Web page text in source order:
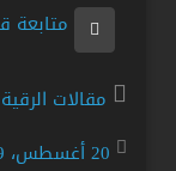
متابعة
مقالات
20 أغسطس، 2019